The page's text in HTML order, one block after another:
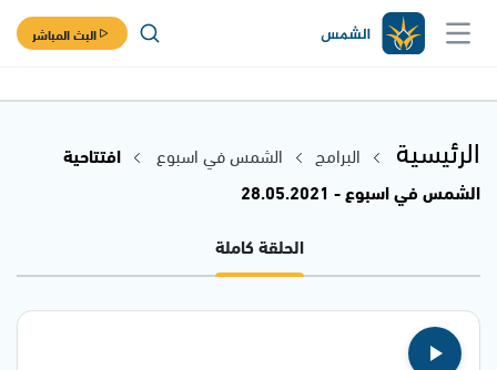
البث المباشر
الرئيسية البرامج الشمس في اسبوع
افتتاحية
الشمس في اسبوع - 28.05.2021
الحلقة كاملة